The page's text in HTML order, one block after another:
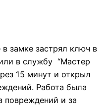
замке застрял ключ в
в службу “Мастер
15 минут и открыл
Работа была
повреждений и за